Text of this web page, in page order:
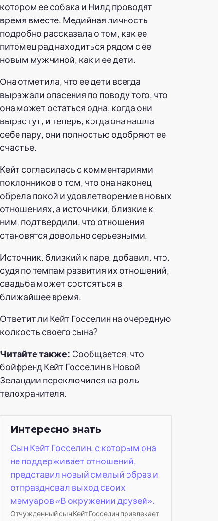
котором ее собака и Нилд проводят
время вместе. Медийная личность
подробно рассказала о том, как ее
питомец рад находиться рядом с ее
новым мужчиной, как и ее дети.
Она отметила, что ее дети всегда
выражали опасения по поводу того, что
она может остаться одна, когда они
вырастут, и теперь, когда она нашла
себе пару, они полностью одобряют ее
счастье.
Кейт согласилась с комментариями
поклонников о том, что она наконец
обрела покой и удовлетворение в новых
отношениях, а источники, близкие к
ним, подтвердили, что отношения
становятся довольно серьезными.
Источник, близкий к паре, добавил, что,
судя по темпам развития их отношений,
свадьба может состояться в
ближайшее время.
Ответит ли Кейт Госселин на очередную
колкость своего сына?
Читайте также: Сообщается, что
бойфренд Кейт Госселин в Новой
Зеландии переключился на роль
телохранителя.
Интересно знать
Сын Кейт Госселин, с которым она
не поддерживает отношений,
представил новый смелый образ и
отпраздновал выход своих
мемуаров «В окружении друзей».
Отчужденный сын Кейт Госселин привлекает